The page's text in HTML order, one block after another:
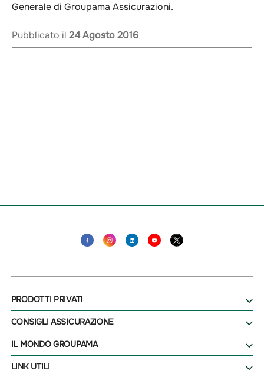
Generale di Groupama Assicurazioni.
Pubblicato il 24 Agosto 2016
PRODOTTI PRIVATI
CONSIGLI ASSICURAZIONE
IL MONDO GROUPAMA
LINK UTILI